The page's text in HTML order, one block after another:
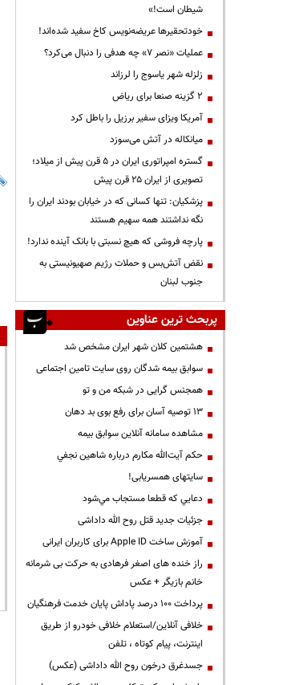
شیطان است!»
خودتحقیرها عریضه‌نویس کاخ سفید شده‌اند!
عملیات «نصر ۷» چه هدفی را دنبال می‌کرد؟
زلزله شهر یاسوج را لرزاند
۲ گزینه صنعا برای ریاض
آمریکا ویزای سفیر برزیل را باطل کرد
میانکاله در آتش می‌سوزد
گستره امپراتوری ایران در ۵ قرن پیش از میلاد؛
تصویری از ایران ۲۵ قرن پیش
پزشکیان: تنها کسانی که در خیابان بودند ایران را
نگه نداشتند همه سهیم هستند
پارچه فروشی که هیچ نسبتی با بانک آینده ندارد!
نقض آتش‌بس و حملات رژیم صهیونیستی به
جنوب لبنان
پربحث ترین عناوین
هشتمین کلان شهر ایران مشخص شد
سوابق بیمه شدگان روی سایت تامین اجتماعی
همجنس گرایی در شبکه من و تو
13 توصیه آسان برای رفع بوی بد دهان
مشاهده سامانه آنلاين سوابق بیمه
حكم آيت‌الله مكارم درباره شاهين نجفي
سایتهای همسریابی!
دعايي كه قطعا مستجاب مي‌شود
جزئیات جدید قتل روح الله داداشی
آموزش ساخت Apple ID برای کاربران ایرانی
راز خنده های اصغر فرهادی به حرکت بی شرمانه
خانم بازیگر + عکس
پرداخت ۱۰۰ درصد پاداش پایان خدمت فرهنگیان
خلافی آنلاین/استعلام خلافی خودرو از طریق
اینترنت، پیام کوتاه ، تلفن
جسدغرق درخون روح الله داداشی (عکس)